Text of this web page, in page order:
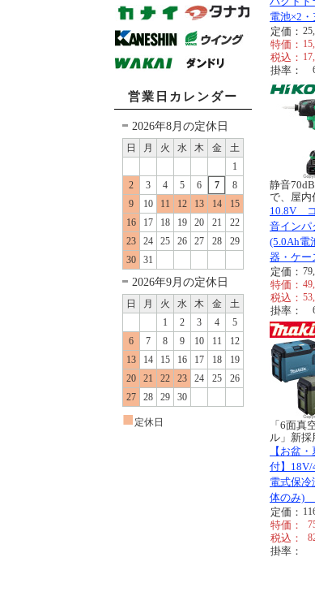
営業日カレンダー
2026年8月の定休日
日 月 火 水 木 金
土
1
2
3 4 5 6 7
8
9
10 11 12 13 14
15
16
17 18 19 20 21
22
23
24 25 26 27 28
29
30
31
2026年9月の定休日
日 月 火 水 木 金
土
1
2 3 4
5
6
7 8 9 10 11
12
13
14 15 16 17 18
19
20
21 22 23 24 25
26
27
28 29 30
■ 定休日
電池×2
定価：
特価：
税込：
掛率：
静音
で、屋内
10.8V
音インパ
(5.0Ah電
器・ケー
定価：
特価：
税込：
掛率：
「6面真
ル」新採
【お盆
付】
電式保
体のみ)
定価：
特価：
税込：
掛率：